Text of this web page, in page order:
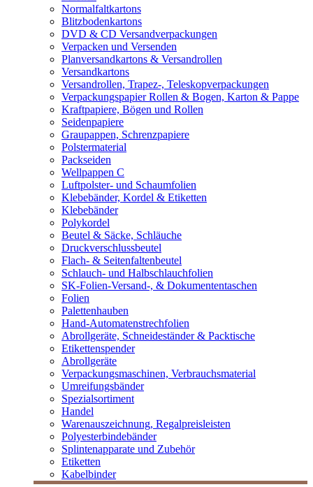
Normalfaltkartons
Blitzbodenkartons
DVD & CD Versandverpackungen
Verpacken und Versenden
Planversandkartons & Versandrollen
Versandkartons
Versandrollen, Trapez-, Teleskopverpackungen
Verpackungspapier Rollen & Bogen, Karton & Pappe
Kraftpapiere, Bögen und Rollen
Seidenpapiere
Graupappen, Schrenzpapiere
Polstermaterial
Packseiden
Wellpappen C
Luftpolster- und Schaumfolien
Klebebänder, Kordel & Etiketten
Klebebänder
Polykordel
Beutel & Säcke, Schläuche
Druckverschlussbeutel
Flach- & Seitenfaltenbeutel
Schlauch- und Halbschlauchfolien
SK-Folien-Versand-, & Dokumententaschen
Folien
Palettenhauben
Hand-Automatenstrechfolien
Abrollgeräte, Schneideständer & Packtische
Etikettenspender
Abrollgeräte
Verpackungsmaschinen, Verbrauchsmaterial
Umreifungsbänder
Spezialsortiment
Handel
Warenauszeichnung, Regalpreisleisten
Polyesterbindebänder
Splintenapparate und Zubehör
Etiketten
Kabelbinder